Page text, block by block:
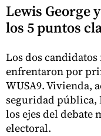
Lewis George
los 5 puntos
Los dos
enfrentaron por
WUSA9. Vivienda,
seguridad pública,
los ejes del debate
electoral.